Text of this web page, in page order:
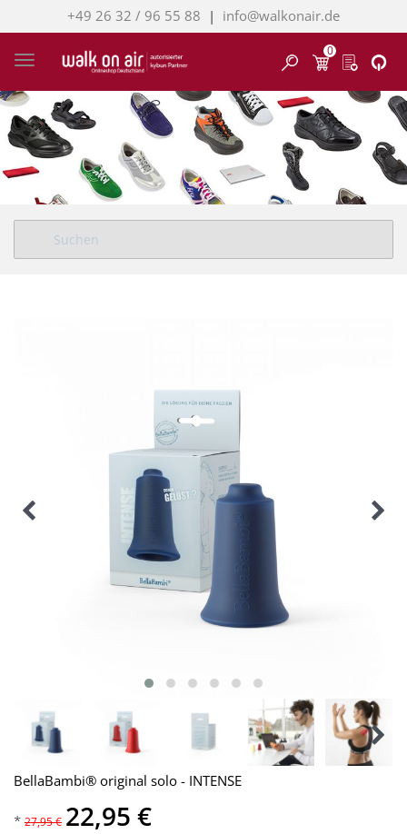
+49 26 32 / 96 55 88 | info@walkonair.de
Toggle navigation Finden
0
BellaBambi® original solo - INTENSE
* 27,95 € 22,95 €